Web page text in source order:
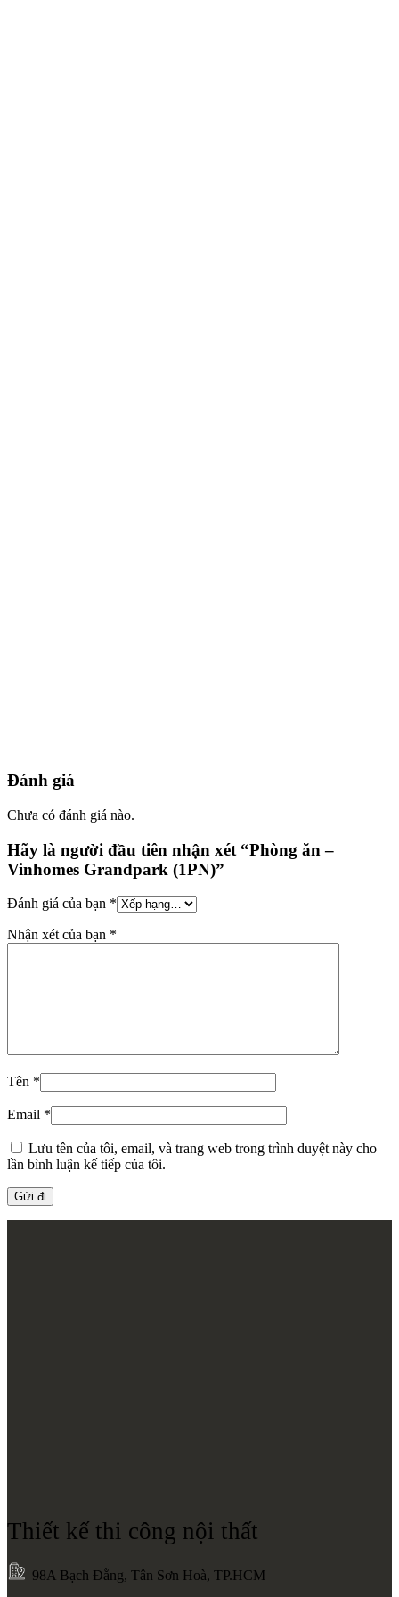
Đánh giá
Chưa có đánh giá nào.
Hãy là người đầu tiên nhận xét “Phòng ăn –
Vinhomes Grandpark (1PN)”
Đánh giá của bạn *
Nhận xét của bạn *
Tên *
Email *
Lưu tên của tôi, email, và trang web trong trình duyệt này cho
lần bình luận kế tiếp của tôi.
Thiết kế thi công nội thất
98A Bạch Đằng, Tân Sơn Hoà, TP.HCM